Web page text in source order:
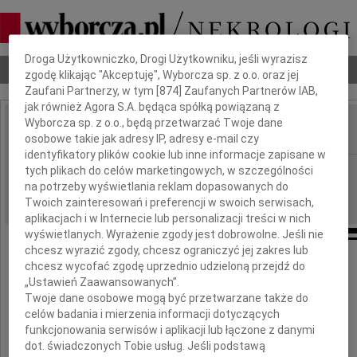
Nekrologi Odeszli Poradnik pogrzebowy
IMIĘ I NAZWISKO:
REGION: Szczecin
DATA EMISJI: 30.03.2012
Panu
Zbigniewowi Zalewskiemu
Dyrektorowi I Oddziału ZUS
Dbamy o Twoją prywatność
Droga Użytkowniczko, Drogi Użytkowniku, jeśli wyrazisz
zgodę klikając "Akceptuję", Wyborcza sp. z o.o. oraz jej
Zaufani Partnerzy, w tym [874 ] Zaufanych Partnerów IAB,
jak również Agora S.A. będąca spółką powiązaną z
Wyborcza sp. z o.o., będą przetwarzać Twoje dane
osobowe takie jak adresy IP, adresy e-mail czy
identyfikatory plików cookie lub inne informacje zapisane w
tych plikach do celów marketingowych, w szczególności
na potrzeby wyświetlania reklam dopasowanych do
Twoich zainteresowań i preferencji w swoich serwisach,
aplikacjach i w Internecie lub personalizacji treści w nich
wyświetlanych. Wyrażenie zgody jest dobrowolne. Jeśli nie
chcesz wyrazić zgody, chcesz ograniczyć jej zakres lub
chcesz wycofać zgodę uprzednio udzieloną przejdź do
„Ustawień Zaawansowanych”.
Twoje dane osobowe mogą być przetwarzane także do
celów badania i mierzenia informacji dotyczących
funkcjonowania serwisów i aplikacji lub łączone z danymi
dot. świadczonych Tobie usług. Jeśli podstawą